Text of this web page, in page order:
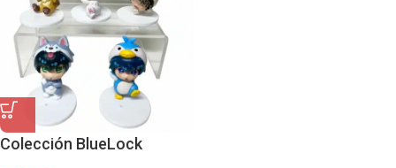
Colección BlueLock